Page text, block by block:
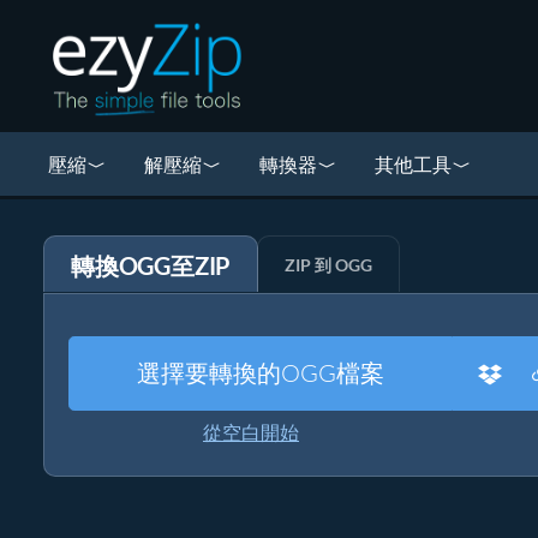
壓縮 解壓縮 轉換器 其他工具
轉換OGG至ZIP ZIP 到 OGG
選擇要轉換的OGG檔案
從空白開始